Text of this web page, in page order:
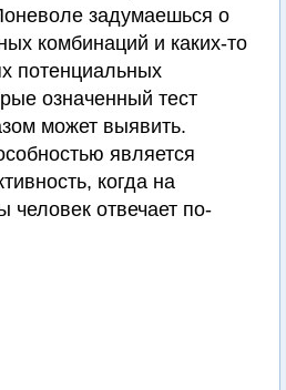
задумаешься о
комбинаций и каких-то
потенциальных
означенный тест
может выявить.
является
когда на
человек отвечает по-